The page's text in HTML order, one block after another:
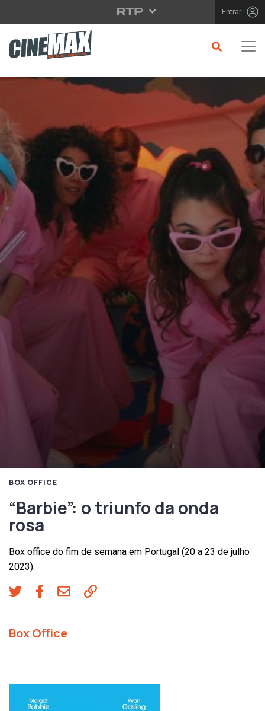
Saltar para o conteúdo principal Entrar
BOX OFFICE
“Barbie”: o triunfo da onda
rosa
Box office do fim de semana em Portugal (20 a 23 de julho
2023).
Box Office